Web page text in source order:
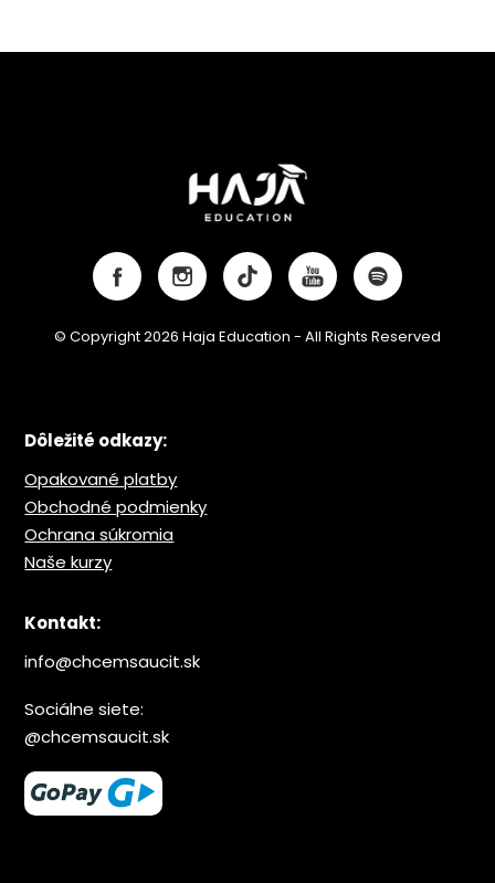
© Copyright 2026 Haja Education - All Rights Reserved
Dôležité odkazy:
Opakované platby
Obchodné podmienky
Ochrana súkromia
Naše kurzy
Kontakt:
info@chcemsaucit.sk
Sociálne siete:
@chcemsaucit.sk